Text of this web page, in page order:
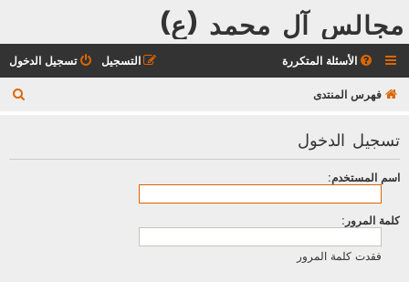
مجالس آل محمد (ع)
الأسئلة المتكررة تسجيل الدخول التسجيل
فهرس المنتدى
تسجيل الدخول
اسم المستخدم:
كلمة المرور:
فقدت كلمة المرور